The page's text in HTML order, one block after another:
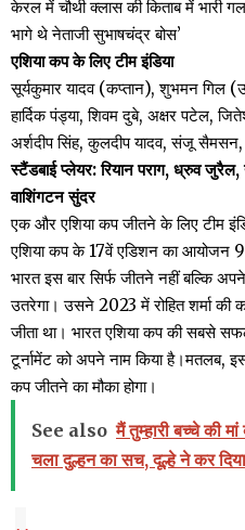
केरल में चौथी क्लास की किताब में भारी
भागे थे नेताजी सुभाषचंद्र बोस’
एशिया कप के लिए टीम इंडिया
सूर्यकुमार यादव (कप्तान), शुभमन गिल
हार्दिक पंड्या, शिवम दुबे, अक्षर पटेल,
अर्शदीप सिंह, कुलदीप यादव, संजू सैमसन,
स्टैंडबाई प्लेयर: रियान पराग, ध्रुव जुरैल,
वाशिंगटन सुंदर
एक और एशिया कप जीतने के लिए टीम
एशिया कप के 17वें एडिशन का आयोजन 9
भारत इस बार सिर्फ जीतने नहीं बल्कि
उतरेगा। उसने 2023 में रोहित शर्मा की
जीता था। भारत एशिया कप की सबसे
टूर्नामेंट को अपने नाम किया है।मतलब, इस
कप जीतने का मौका होगा।
See also मैं तुम्हारी बच्चे की
चला दुल्हन का सच, दूल्हे ने कर